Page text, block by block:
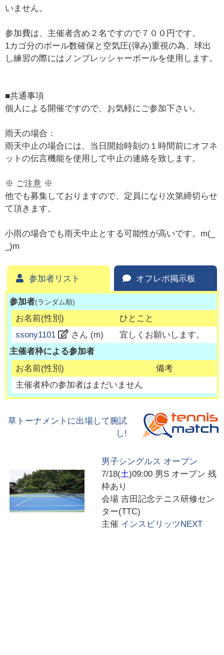
いません。
参加費は、主催者含め２名ですので７００円です。
1カゴ分のボール数確保と空気圧(弾み)重視の為、球出
し練習の際にはノンプレッシャーボールを使用します。
■共通事項
個人による開催ですので、お気軽にご参加下さい。
雨天の場合：
雨天中止の場合には、当日開始時刻の１時間前にオフネ
ットの伝言機能を使用して中止の連絡を致します。
※ ご注意 ※
他でも募集しておりますので、定員になり次第締切らせ
て頂きます。
小雨の場合でも雨天中止とする可能性が高いです。m(_
_)m
参加者リスト オフレポ掲示板
参加者(ランダム順)
お名前(性別)
ひとこと
ssony1101
さん (m)
宜しくお願いします。
主催者枠による参加者
お名前(性別)
備考
主催者枠の参加者はまだいません
草トーナメントに出場して腕試
し!
男子シングルス オープン
7/18(土)09:00 男S オープン 残
枠あり
会場 吉田記念テニス研修セン
ター(TTC)
主催 インスピリッツNEXT